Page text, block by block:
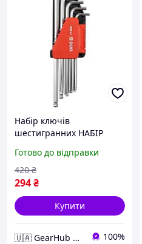
Набір ключів
шестигранних НАБІР
HEX ДЮЙМОВИХ
ПОДОВЖЕНИХ, З КУЛЕЮ,
12 ШТ.: 1/16, 5/ YT-5837
Готово до відправки
294₴
420 ₴
Купити
🇺🇦 GearHub 🇺🇦 100%